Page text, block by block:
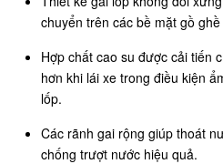
chuyển trên các bề mặt gồ
Hợp chất cao su được cải tiến
hơn khi lái xe trong điều kiện
lốp.
Các rãnh gai rộng giúp thoát
chống trượt nước hiệu quả.